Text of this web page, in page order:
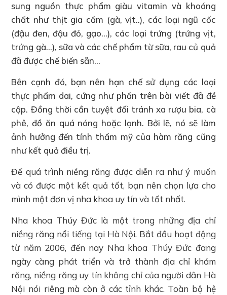
sung nguồn thực phẩm giàu vitamin và khoáng
chất như thịt gia cầm (gà, vịt..), các loại ngũ cốc
(đậu đen, đậu đỏ, gạo…), các loại trứng (trứng vịt,
trứng gà…), sữa và các chế phẩm từ sữa, rau củ quả
đã được chế biến sẵn…
Bên cạnh đó, bạn nên hạn chế sử dụng các loại
thực phẩm dai, cứng như phần trên bài viết đã đề
cập. Đồng thời cần tuyệt đối tránh xa rượu bia, cà
phê, đồ ăn quá nóng hoặc lạnh. Bởi lẽ, nó sẽ làm
ảnh hưởng đến tính thẩm mỹ của hàm răng cũng
như kết quả điều trị.
Để quá trình niềng răng được diễn ra như ý muốn
và có được một kết quả tốt, bạn nên chọn lựa cho
mình một đơn vị nha khoa uy tín và tốt nhất.
Nha khoa Thúy Đức là một trong những địa chỉ
niềng răng nổi tiếng tại Hà Nội. Bắt đầu hoạt động
từ năm 2006, đến nay Nha khoa Thúy Đức đang
ngày càng phát triển và trở thành địa chỉ khám
răng, niềng răng uy tín không chỉ của người dân Hà
Nội nói riêng mà còn ở các tỉnh khác. Toàn bộ hệ